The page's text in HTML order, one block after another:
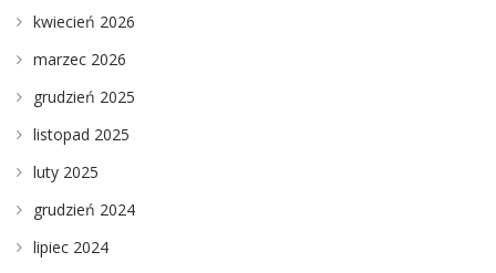
kwiecień 2026
marzec 2026
grudzień 2025
listopad 2025
luty 2025
grudzień 2024
lipiec 2024